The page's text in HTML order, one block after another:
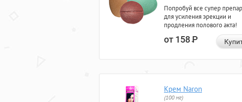
Попробуй все супер
для усиления эрекции и
продления полового акта!
от 158Р
Крем Naron
(100 мг)